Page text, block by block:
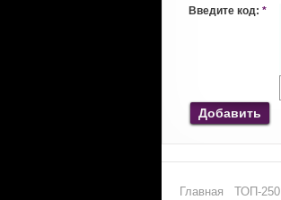
Введите код: *
Добавить
Главная ТОП-250